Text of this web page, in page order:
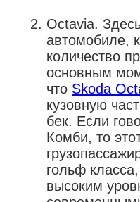
Octavia.
автомобиле,
количество
основным
что Skoda
кузовную
бек. Если
Комби, то
гольф
высоким